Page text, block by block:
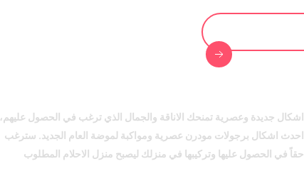
اشكال جديدة وعصرية تمنحك الاناقة والجمال الذي ترغب في الحصول عليهم،
احدث اشكال برجولات مودرن عصرية ومواكبة لموضة العام الجديد. سترغب
حقاً في الحصول عليها وتركيبها في منزلك ليصبح منزل الاحلام المطلوب